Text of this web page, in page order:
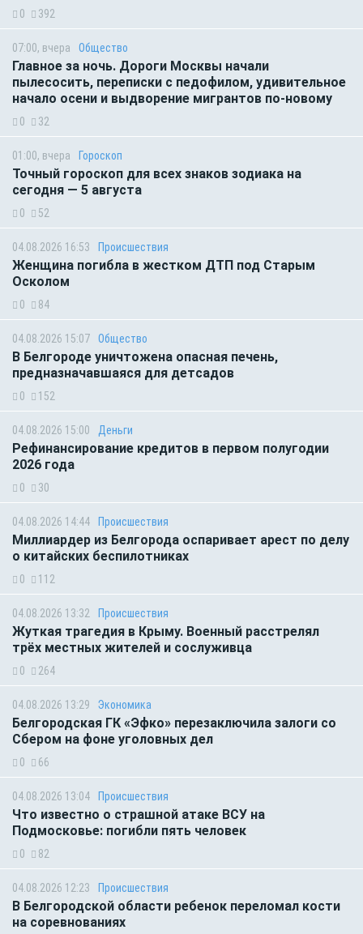
0 392
07:00, вчера Общество
Главное за ночь. Дороги Москвы начали
пылесосить, переписки с педофилом, удивительное
начало осени и выдворение мигрантов по-новому
0 32
01:00, вчера Гороскоп
Точный гороскоп для всех знаков зодиака на
сегодня — 5 августа
0 52
04.08.2026 16:53 Происшествия
Женщина погибла в жестком ДТП под Старым
Осколом
0 84
04.08.2026 15:07 Общество
В Белгороде уничтожена опасная печень,
предназначавшаяся для детсадов
0 152
04.08.2026 15:00 Деньги
Рефинансирование кредитов в первом полугодии
2026 года
0 30
04.08.2026 14:44 Происшествия
Миллиардер из Белгорода оспаривает арест по делу
о китайских беспилотниках
0 112
04.08.2026 13:32 Происшествия
Жуткая трагедия в Крыму. Военный расстрелял
трёх местных жителей и сослуживца
0 264
04.08.2026 13:29 Экономика
Белгородская ГК «Эфко» перезаключила залоги со
Сбером на фоне уголовных дел
0 66
04.08.2026 13:04 Происшествия
Что известно о страшной атаке ВСУ на
Подмосковье: погибли пять человек
0 82
04.08.2026 12:23 Происшествия
В Белгородской области ребенок переломал кости
на соревнованиях